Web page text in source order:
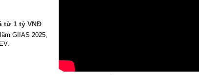
từ 1 tỷ VNĐ
GIIAS 2025,